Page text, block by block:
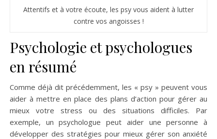
Attentifs et à votre écoute, les psy vous aident à lutter
contre vos angoisses !
Psychologie et psychologues
en résumé
Comme déjà dit précédemment, les « psy » peuvent vous
aider à mettre en place des plans d’action pour gérer au
mieux votre stress ou des situations difficiles. Par
exemple, un psychologue peut aider une personne à
développer des stratégies pour mieux gérer son anxiété